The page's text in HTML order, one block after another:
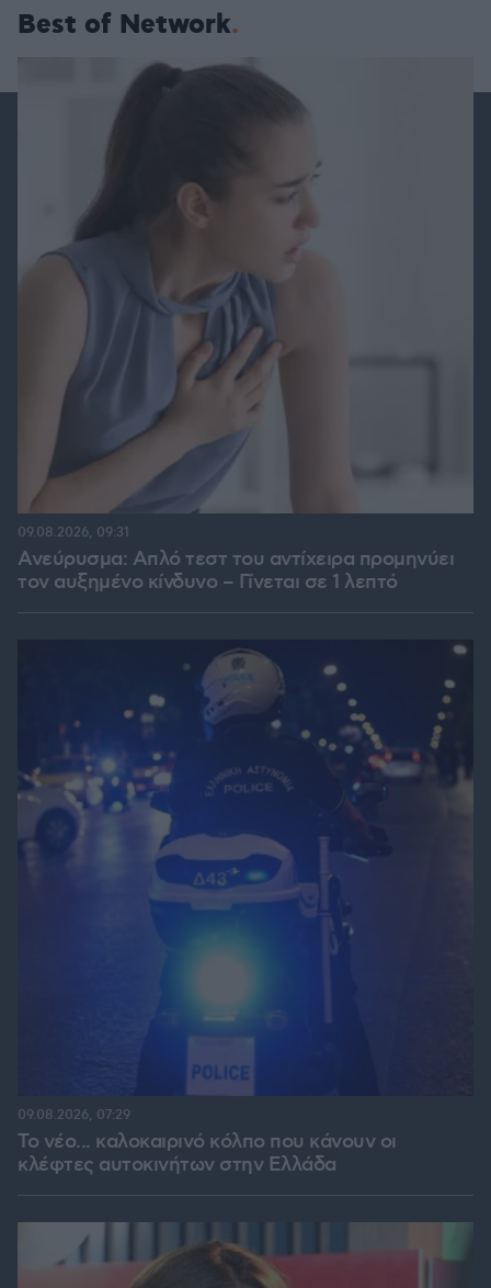
Best of Network
Ανεύρυσμα: Απλό τεστ του αντίχειρα προμηνύει
τον αυξημένο κίνδυνο – Γίνεται σε 1 λεπτό
09.08.2026, 09:31
Το νέο... καλοκαιρινό κόλπο που κάνουν οι
κλέφτες αυτοκινήτων στην Ελλάδα
09.08.2026, 07:29